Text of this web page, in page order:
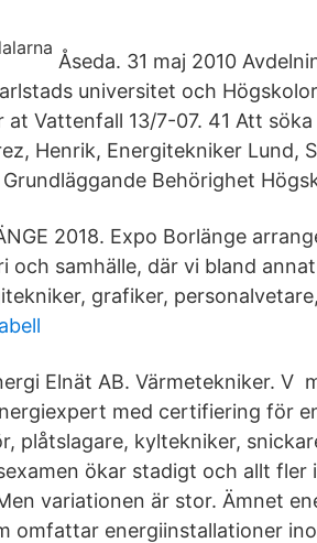
Åseda. 31 maj 2010
universitet och
at Vattenfall 13/7-07. 41 Att
Henrik, Energitekniker Lund,
Behörighet
2018. Expo Borlänge
och samhälle, där vi bland
grafiker,
Elnät AB. Värmetekniker. V
med certifiering för
plåtslagare, kyltekniker,
ökar stadigt och allt
variationen är stor. Ämnet
omfattar energiinstallationer